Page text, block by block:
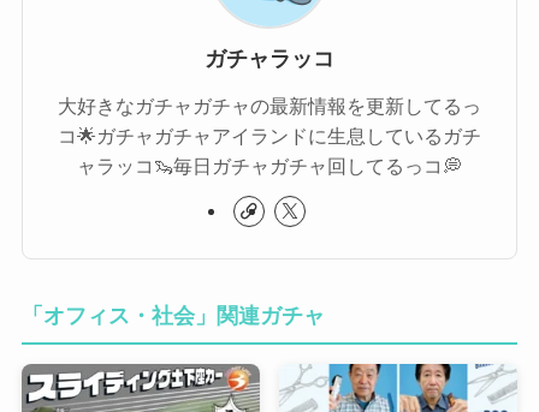
ガチャラッコ
大好きなガチャガチャの最新情報を更新してるっ
コ🌟ガチャガチャアイランドに生息しているガチ
ャラッコ🦦毎日ガチャガチャ回してるっコ💭
「オフィス・社会」関連ガチャ